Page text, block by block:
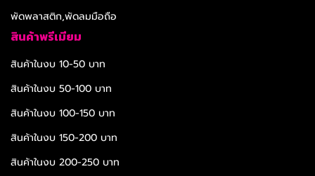
พัดพลาสติก,พัดลมมือถือ
สินค้าพรีเมียม
สินค้าในงบ 10-50 บาท
สินค้าในงบ 50-100 บาท
สินค้าในงบ 100-150 บาท
สินค้าในงบ 150-200 บาท
สินค้าในงบ 200-250 บาท